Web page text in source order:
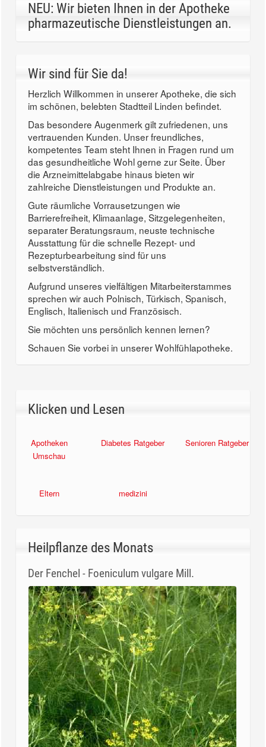
NEU: Wir bieten Ihnen in der Apotheke
pharmazeutische Dienstleistungen an.
Wir sind für Sie da!
Herzlich Willkommen in unserer Apotheke, die sich
im schönen, belebten Stadtteil Linden befindet.
Das besondere Augenmerk gilt zufriedenen, uns
vertrauenden Kunden. Unser freundliches,
kompetentes Team steht Ihnen in Fragen rund um
das gesundheitliche Wohl gerne zur Seite. Über
die Arzneimittelabgabe hinaus bieten wir
zahlreiche Dienstleistungen und Produkte an.
Gute räumliche Vorrausetzungen wie
Barrierefreiheit, Klimaanlage, Sitzgelegenheiten,
separater Beratungsraum, neuste technische
Ausstattung für die schnelle Rezept- und
Rezepturbearbeitung sind für uns
selbstverständlich.
Aufgrund unseres vielfältigen Mitarbeiterstammes
sprechen wir auch Polnisch, Türkisch, Spanisch,
Englisch, Italienisch und Französisch.
Sie möchten uns persönlich kennen lernen?
Schauen Sie vorbei in unserer Wohlfühlapotheke.
Klicken und Lesen
Apotheken
Umschau
Diabetes Ratgeber Senioren Ratgeber
Eltern medizini
Heilpflanze des Monats
Der Fenchel - Foeniculum vulgare Mill.